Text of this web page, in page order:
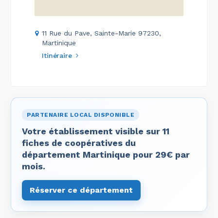
11 Rue du Pave, Sainte-Marie 97230,
Martinique
Itinéraire
PARTENAIRE LOCAL DISPONIBLE
Votre établissement visible sur 11
fiches de coopératives du
département Martinique pour 29€ par
mois.
Réserver ce département